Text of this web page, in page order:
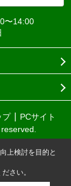
〜14:00
プ
PCサイト
上検討を目的と
さい。